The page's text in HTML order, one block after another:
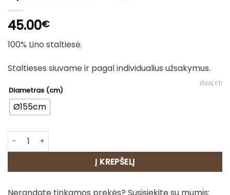
45.00€
100% Lino staltiesė.
Staltieses siuvame ir pagal individualius užsakymus.
Diametras (cm)
Ø155cm
IŠVALYTI
produkto kiekis: Apvali Staltiesė - Etno 3
Į KREPŠELĮ